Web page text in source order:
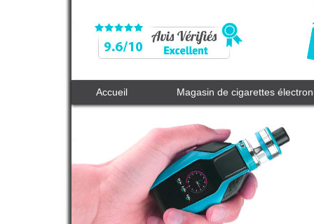
Accueil Magasin de cigarettes